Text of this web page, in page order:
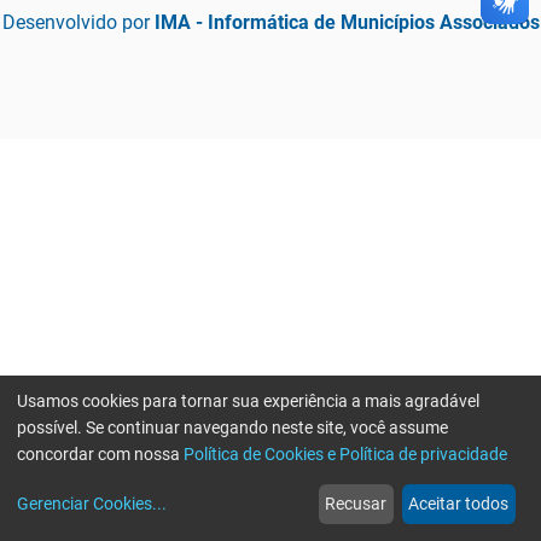
Desenvolvido por IMA - Informática de Municípios Associados
web
Notícias
more_horiz
Mais
Usamos cookies para tornar sua experiência a mais agradável
possível. Se continuar navegando neste site, você assume
concordar com nossa Política de Cookies e Política de privacidade
Gerenciar Cookies... Recusar Aceitar todos
Erro ao enviar informações, por favor tente novamente